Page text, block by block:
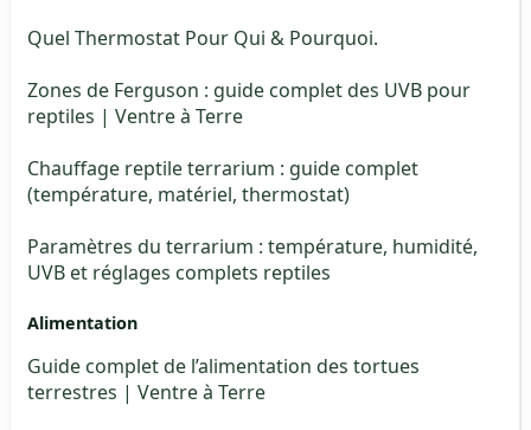
Quel Thermostat Pour Qui & Pourquoi.
Zones de Ferguson : guide complet des UVB pour
reptiles | Ventre à Terre
Chauffage reptile terrarium : guide complet
(température, matériel, thermostat)
Paramètres du terrarium : température, humidité,
UVB et réglages complets reptiles
Alimentation
Guide complet de l’alimentation des tortues
terrestres | Ventre à Terre